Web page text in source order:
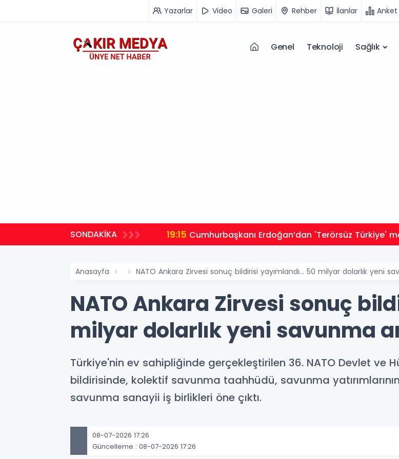
Yazarlar Video Galeri Rehber İlanlar Anket
Genel Teknoloji Sağlık
SONDAKİKA 19:15 Cumhurbaşkanı Erdoğan’dan 'Terörsüz Türkiye'
Anasayfa NATO Ankara Zirvesi sonuç bildirisi yayımlandı... 50 milyar dolarlık yeni
NATO Ankara Zirvesi sonuç
milyar dolarlık yeni savunma
Türkiye'nin ev sahipliğinde gerçekleştirilen 36. NATO Devlet ve
bildirisinde, kolektif savunma taahhüdü, savunma
savunma sanayii iş birlikleri öne çıktı.
08-07-2026 17:26
Güncelleme : 08-07-2026 17:26